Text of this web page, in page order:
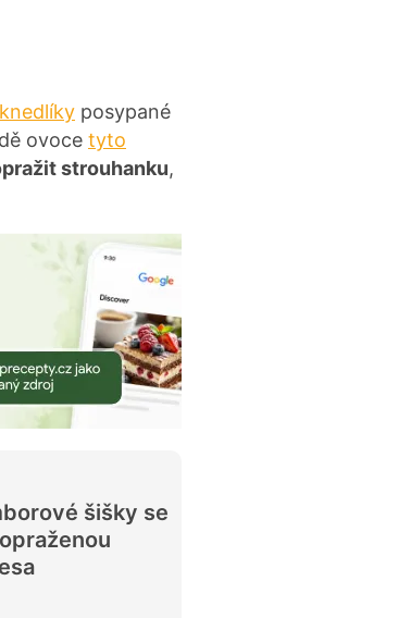
posypané
ovoce tyto
strouhanku,
šišky se